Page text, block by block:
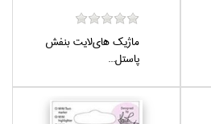
ماژيك هاي‌لايت بنفش
پاستل...